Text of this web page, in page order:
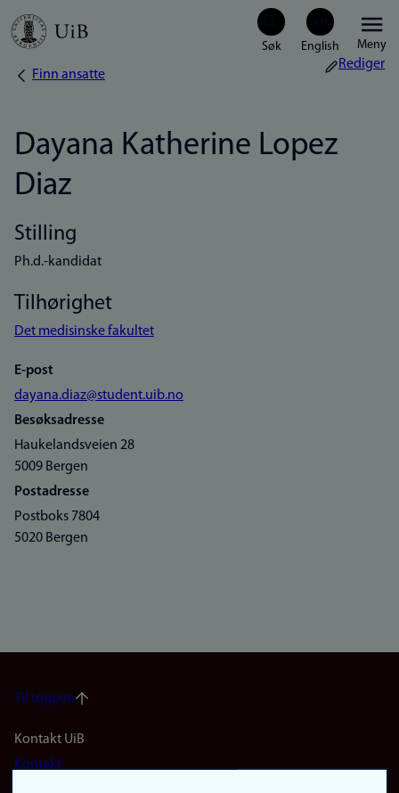
Hopp
Meny
Navigasjonssti
Finn ansatte
Rediger
Dayana Katherine Lopez
Diaz
Stilling
Ph.d.-kandidat
Tilhørighet
Det medisinske fakultet
E-post
dayana.diaz@student.uib.no
Besøksadresse
Haukelandsveien 28
5009 Bergen
Postadresse
Postboks 7804
5020 Bergen
Til toppen
Footer
Kontakt UiB
Kontakt